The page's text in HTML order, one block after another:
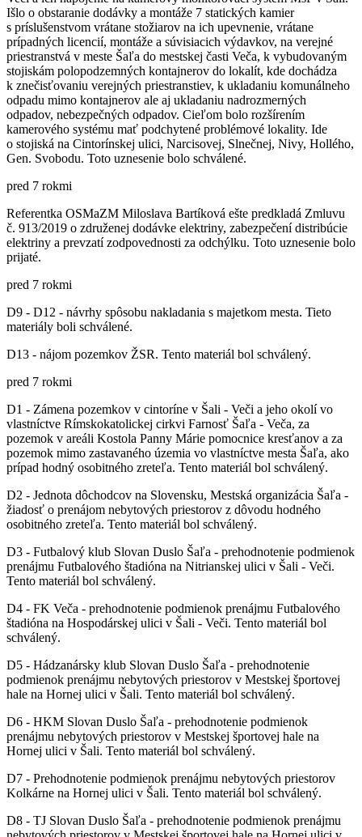
Išlo o obstaranie dodávky a montáže 7 statických kamier
s príslušenstvom vrátane stožiarov na ich upevnenie, vrátane
prípadných licencií, montáže a súvisiacich výdavkov, na verejné
priestranstvá v meste Šaľa do mestskej časti Veča, k vybudovaným
stojiskám polopodzemných kontajnerov do lokalít, kde dochádza
k znečisťovaniu verejných priestranstiev, k ukladaniu komunálneho
odpadu mimo kontajnerov ale aj ukladaniu nadrozmerných
odpadov, nebezpečných odpadov. Cieľom bolo rozšírením
kamerového systému mať podchytené problémové lokality. Ide
o stojiská na Cintorínskej ulici, Narcisovej, Slnečnej, Nivy, Hollého,
Gen. Svobodu. Toto uznesenie bolo schválené.
pred 7 rokmi
Referentka OSMaZM Miloslava Bartíková ešte predkladá Zmluvu
č. 913/2019 o združenej dodávke elektriny, zabezpečení distribúcie
elektriny a prevzatí zodpovednosti za odchýlku. Toto uznesenie bolo
prijaté.
pred 7 rokmi
D9 - D12 - návrhy spôsobu nakladania s majetkom mesta. Tieto
materiály boli schválené.
D13 - nájom pozemkov ŽSR. Tento materiál bol schválený.
pred 7 rokmi
D1 - Zámena pozemkov v cintoríne v Šali - Veči a jeho okolí vo
vlastníctve Rímskokatolickej cirkvi Farnosť Šaľa - Veča, za
pozemok v areáli Kostola Panny Márie pomocnice kresťanov a za
pozemok mimo zastavaného územia vo vlastníctve mesta Šaľa, ako
prípad hodný osobitného zreteľa. Tento materiál bol schválený.
D2 - Jednota dôchodcov na Slovensku, Mestská organizácia Šaľa -
žiadosť o prenájom nebytových priestorov z dôvodu hodného
osobitného zreteľa. Tento materiál bol schválený.
D3 - Futbalový klub Slovan Duslo Šaľa - prehodnotenie podmienok
prenájmu Futbalového štadióna na Nitrianskej ulici v Šali - Veči.
Tento materiál bol schválený.
D4 - FK Veča - prehodnotenie podmienok prenájmu Futbalového
štadióna na Hospodárskej ulici v Šali - Veči. Tento materiál bol
schválený.
D5 - Hádzanársky klub Slovan Duslo Šaľa - prehodnotenie
podmienok prenájmu nebytových priestorov v Mestskej športovej
hale na Hornej ulici v Šali. Tento materiál bol schválený.
D6 - HKM Slovan Duslo Šaľa - prehodnotenie podmienok
prenájmu nebytových priestorov v Mestskej športovej hale na
Hornej ulici v Šali. Tento materiál bol schválený.
D7 - Prehodnotenie podmienok prenájmu nebytových priestorov
Kolkárne na Hornej ulici v Šali. Tento materiál bol schválený.
D8 - TJ Slovan Duslo Šaľa - prehodnotenie podmienok prenájmu